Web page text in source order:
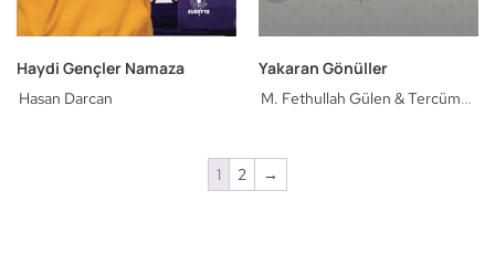
Haydi Gençler Namaza
Hasan Darcan
Yakaran Gönüller
M. Fethullah Gülen & Tercüme:
1 2 →